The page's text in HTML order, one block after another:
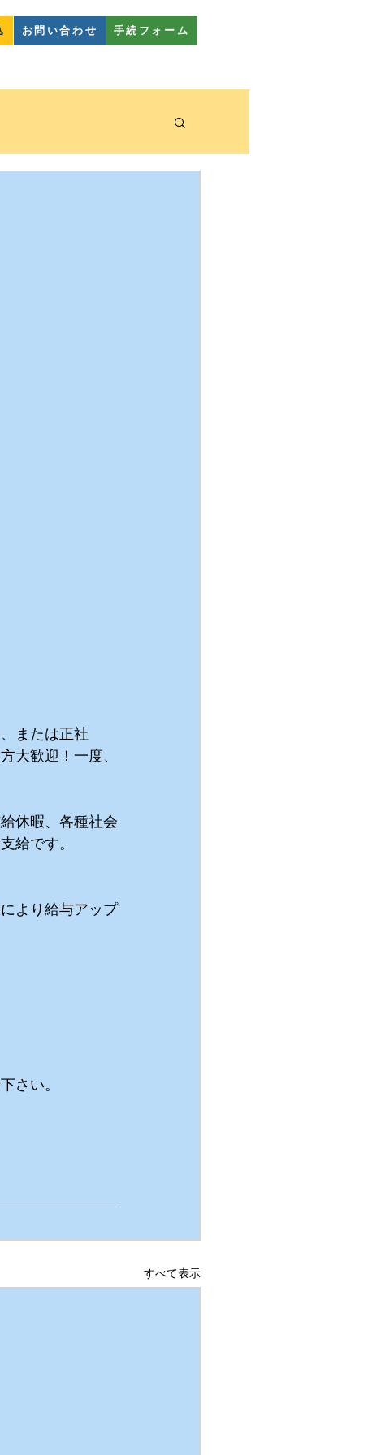
お問い合わせ 手続フォーム
または正社
大歓迎！一度、
休暇、各種社会
給です。
より給与アップ
さい。
すべて表示